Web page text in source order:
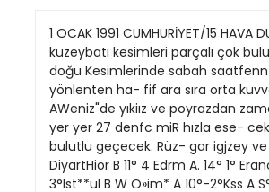
Cumhuriyet Ankara
Cumhuriyet Büyük
Taaruz
Cumhuriyet
Cumartesi
Cumhuriyet Çevre
2013
2012
2011
2010
2009
1 OCAK 1991 CUMHURİYET/15 HAVA DURUMU TURKIYE'DE BUGUN llevtet Meteoroloji işlen Geneı Mûdûrtûiû'nden alımn bılgıye göre yvındun kuzeybatı kesimleri parçalı çok bulutlu, zamanla Marmara'nın kıaeyi yağmurtu. öteta yerter az bu- lutkı ve açıK geçecek Yurdun ıç ve doğu Kesimlerinde sabah saatfenn- de yer yer yoöun sıs gûrütecek. HA- \A SCAKUÖ: Değişmeyecek. RUZ- GÂR: Giıney ve batı yönlenten ha- fif ara sıra orta kuvvetie esecek. De- röehtniHie; Marmara, Karadatfde kıble ve lodos Ege'de yıkta ve ka- rayel AWeniz"de yıkiız ve poyrazdan zamanla Egrte günbatea lodos Ak- deniz'de y*Jızve karayekfen 3-5 yer yer 6 kuvvetinde saatte 10-21 yer yer 27 denfc miR hızla ese- cek. Dalga yüteekligı: 05-1.5 açıklarda yer yer 2 metre dola- ymda bokınacak Van gölûnde twwa: Az bulutlu geçecek. Rüz- gar igjzey ve doğu yönlerden hafif ara ara orta kuvve esecek. Bokı Buısa ÇaraMafe Çonım Dencf A 19° 4° DiyartHior B 11° 4 Edrm A. 14° 1° Erancan A. 12° VEramım S -1° •• S 10° A 18° r&rssun A 20° 7»GuraÜ5ftaneA A 3°^°H*kin A A « ° 5°ISMm B 12° 3°lst**ul B W O»im* A 10°-2°Kss A S°^° Kasamonu S S 8° 2°K%s«n B 14° 3°Krtton* B 12° 4°Kanys A 13° 5°»Uatya 12° -4° Msnısa 10° 0°KMaraş 7"-7° Merstn •2°WMu0ta 9° 0°Muş 13° O°Nığde 15° 8°0nlu «Ç* bulutlu yajmufiu fkJrt A-jç* B-bukıtlu G-oûneşl K-kartı S-ss» Y-yjflmurtu DUNYA'DA BUGUN Kahıre» BULMACA SOLDAN SAGA: 1/ Elektrik akımını ya da ısı akışını en- gellemek amacıyla kullanüan maddele- rin ortak adı. 2/ Hannan yerindeki tahıhn taş ve toprak- la kanşık kalıntısı... Mevcut olmayan. 3/ Islandığı zaman ko- layca biçimlendirile- bilen yumuşak ve yağlı toprak... Düz yakalı, önü ilikli bir tür ceket. 4/ Ço- cuk... tnanmış, aklı yatmış. 5/ Yaşar Kenud'in bir roma- nı... Bir cctvel türu. 6/ Latin Ame- rika'da Anglo-Amerikan asıllılara ve- rilen ad. 7/ En büyük... Yiğit. 8/ Bir nota... "Bakma, dikiz" anlamuıda argo sözcük. 9/ Yunan mitolojisin- de güzel sanadann perisi olan dokuz tanrıçadan her biri... Doğal ve tarih- sel özelliklerinden dolayı koruma al- tma- alman alan. YUKARIDAN AŞAGlYA: 1/ Sibirya'run kuzeydoğusunda yaşayan Türk kökenli halk. 2/ Açığa çıkmış, duyulmuş... Yerme. 3/ Yağda kızartılarak üzeri- ne şeker ya da şerbet dökülen bir haraur tatlısı. 4/ Şarkı, türkü... Bir çalışmaya yardım sağlamak için genellikle açık havada ya- pılan eğlentili toplantı. 5/ lçine sıJu şeyler konulan kap... Türk- çede ilgi adıh... Radyumun simgesi. 6/ Dilzenli olarak ekim ya- pılan arazi. 7/ Konuşmayı etkili kılmak için araya sıkıştınlan ve karşılıksız